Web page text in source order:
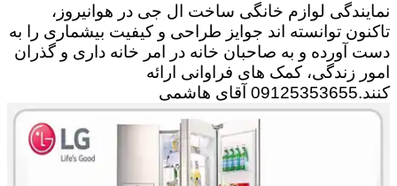
نمایندگی لوازم خانگی ساخت ال جی در هوانیروز،
تاکنون توانسته اند جوایز طراحی و کیفیت بیشماری را به
دست آورده و به صاحبان خانه در امر خانه داری و گذران
امور زندگی، کمک های فراوانی ارائه
کنند.09125353655 آقای هاشمی